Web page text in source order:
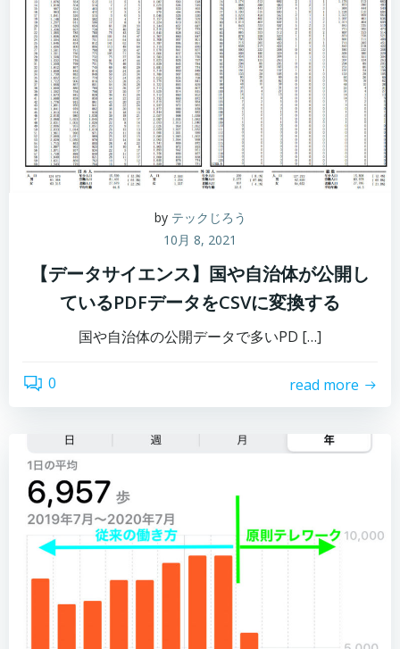
by テックじろう
10月 8, 2021
【データサイエンス】国や自治体が公開し
ているPDFデータをCSVに変換する
国や自治体の公開データで多いPD […]
0 read more